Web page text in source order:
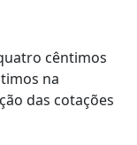
cêntimos
na
das cotações